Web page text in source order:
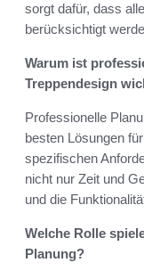
sorgt dafür, dass
berücksichtigt
Warum ist
Treppendesign
Professionelle
besten Lösungen
spezifischen
nicht nur Zeit und
und die
Welche Rolle
Planung?